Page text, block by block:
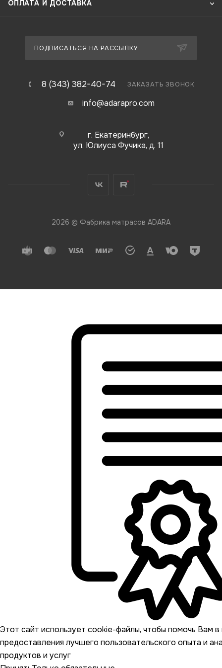
ОПЛАТА И ДОСТАВКА
ПОДПИСАТЬСЯ НА РАССЫЛКУ
8 (343) 382-40-74 ЗАКАЗАТЬ ЗВОНОК
info@adarapro.com
г. Екатеринбург,
ул. Юлиуса Фучика, д. 11
2026 © Фабрика матрасов ADARA
Этот сайт использует cookie-файлы, чтобы помочь Вам в
предоставления лучшего пользовательского опыта и
продуктов и услуг